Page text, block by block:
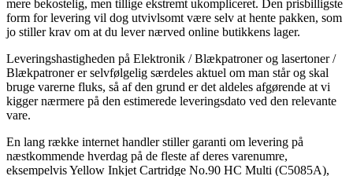
mere bekostelig, men tillige ekstremt ukompliceret. Den prisbilligste
form for levering vil dog utvivlsomt være selv at hente pakken, som
jo stiller krav om at du lever nærved online butikkens lager.
Leveringshastigheden på Elektronik / Blækpatroner og lasertoner /
Blækpatroner er selvfølgelig særdeles aktuel om man står og skal
bruge varerne fluks, så af den grund er det aldeles afgørende at vi
kigger nærmere på den estimerede leveringsdato ved den relevante
vare.
En lang række internet handler stiller garanti om levering på
næstkommende hverdag på de fleste af deres varenumre,
eksempelvis Yellow Inkjet Cartridge No.90 HC Multi (C5085A),